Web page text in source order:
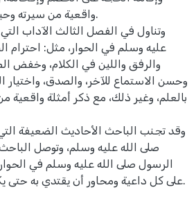
واقعية من سيرته
وتناول في الفصل الثالث الآداب التي
عليه وسلم في الحوار، مثل: احترام
والرفق واللين في الكلام، وخفض
وحسن الاستماع للآخر، والصدق،
بالعلم، وغير ذلك، مع ذكر أمثلة واقعية
وقد تجنب الباحث الأحاديث الضعيفة
صلى الله عليه وسلم، وتوصل
الرسول صلى الله عليه وسلم في
على كل داعية ومحاور أن يقتدي به حتى يكون حواره ناجحاً ومثمراً.